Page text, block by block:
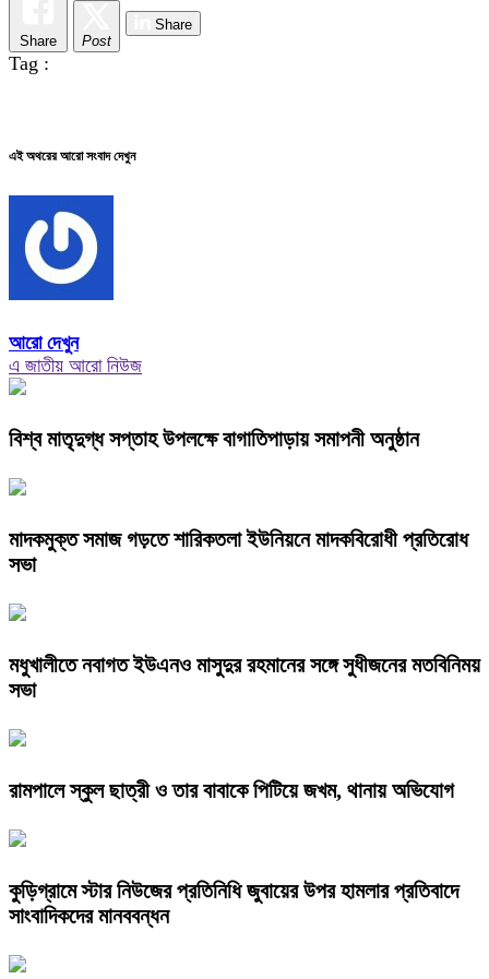
Share Post
Share
Tag :
এই অথরের আরো সংবাদ দেখুন
আরো দেখুন
এ জাতীয় আরো নিউজ
বিশ্ব মাতৃদুগ্ধ সপ্তাহ উপলক্ষে বাগাতিপাড়ায় সমাপনী অনুষ্ঠান
মাদকমুক্ত সমাজ গড়তে শারিকতলা ইউনিয়নে মাদকবিরোধী প্রতিরোধ
সভা
মধুখালীতে নবাগত ইউএনও মাসুদুর রহমানের সঙ্গে সুধীজনের মতবিনিময়
সভা
রামপালে স্কুল ছাত্রী ও তার বাবাকে পিটিয়ে জখম, থানায় অভিযোগ
কুড়িগ্রামে স্টার নিউজের প্রতিনিধি জুবায়ের উপর হামলার প্রতিবাদে
সাংবাদিকদের মানববন্ধন